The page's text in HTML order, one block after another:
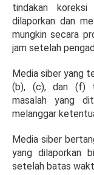
tindakan
dilaporkan dan
mungkin secara
jam setelah
Media siber yang
(b), (c), dan (f)
masalah yang
melanggar
Media siber
yang dilaporkan
setelah batas